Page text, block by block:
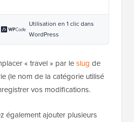
Utilisation en 1 clic dans
WordPress
« travel » par leslug de
(le nom de la catégorie utilisé
vos modifications.
également ajouter plusieurs